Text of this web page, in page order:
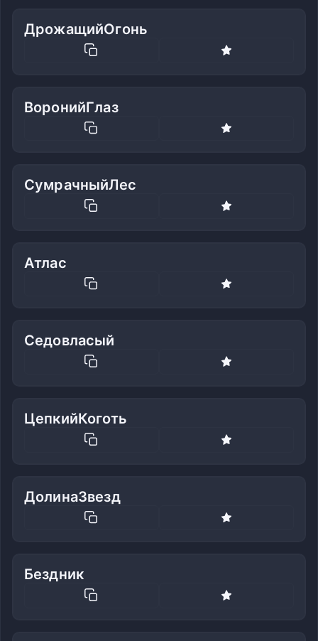
ДрожащийОгонь
ВоронийГлаз
СумрачныйЛес
Атлас
Седовласый
ЦепкийКоготь
ДолинаЗвезд
Бездник